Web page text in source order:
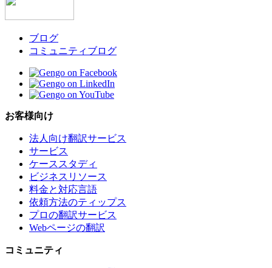
ブログ
コミュニティブログ
お客様向け
法人向け翻訳サービス
サービス
ケーススタディ
ビジネスリソース
料金と対応言語
依頼方法のティップス
プロの翻訳サービス
Webページの翻訳
コミュニティ